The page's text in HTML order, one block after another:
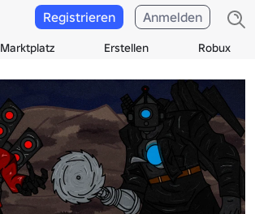
Marktplatz Erstellen Robux
Registrieren Anmelden